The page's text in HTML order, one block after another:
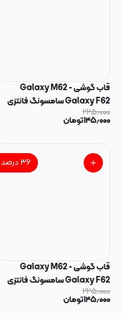
قاب گوشی Galaxy M62 -
Galaxy F62 سامسونگ فانتزی
سوزنی برجسته طرح دخترونه پاپ
سوکت دار کد 128858
۲۲۵٫۰۰۰
۱۴۵٫۰۰۰تومان
۳۶درصد
قاب گوشی Galaxy M62 -
Galaxy F62 سامسونگ فانتزی
سوزنی برجسته طرح گل پاپ سوکت
دار کد 128856
۲۲۵٫۰۰۰
۱۴۵٫۰۰۰تومان